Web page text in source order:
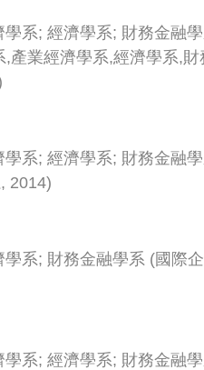
學系; 經濟學系; 財務金融
,產業經濟學系,經濟學系,
學系; 經濟學系; 財務金融
, 2014)
學系; 財務金融學系 (國際
學系; 經濟學系; 財務金融